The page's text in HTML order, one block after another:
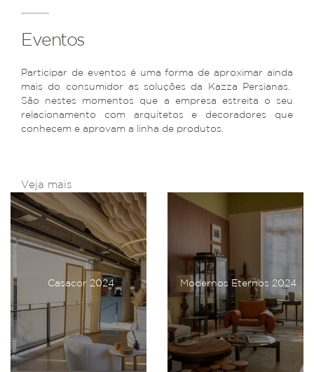
Eventos
Participar de eventos é uma forma de aproximar ainda
mais do consumidor as soluções da Kazza Persianas.
São nestes momentos que a empresa estreita o seu
relacionamento com arquitetos e decoradores que
conhecem e aprovam a linha de produtos.
Veja mais
Casacor 2024 Modernos Eternos 2024